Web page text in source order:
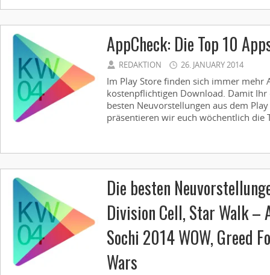
AppCheck: Die Top 10
REDAKTION 26. JANUARY 2014
Im Play Store finden sich immer mehr
kostenpflichtigen Download. Damit
besten Neuvorstellungen aus dem
präsentieren wir euch wöchentlich die
Die besten
Division Cell, Star Walk –
Sochi 2014 WOW, Greed
Wars